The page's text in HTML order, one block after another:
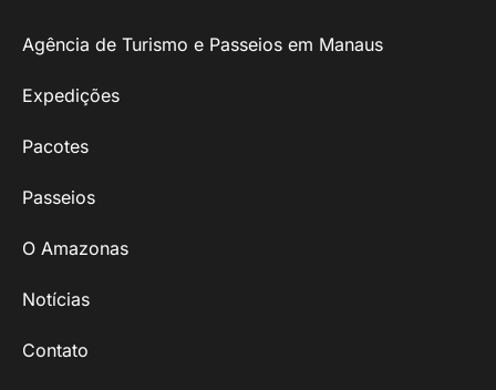
Agência de Turismo e Passeios em Manaus
Expedições
Pacotes
Passeios
O Amazonas
Notícias
Contato